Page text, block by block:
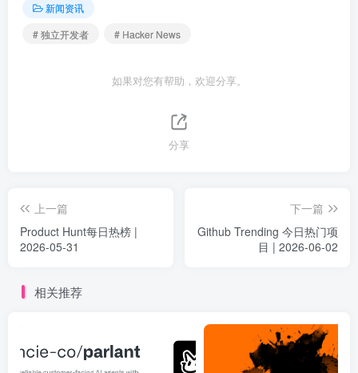
新闻资讯
# 独立开发者
# Hacker News
如果对您有帮助，欢迎分享。
分享
上一篇
Product Hunt每日热榜 |
2026-05-31
下一篇
Github Trending 今日热门项
目 | 2026-06-02
相关推荐